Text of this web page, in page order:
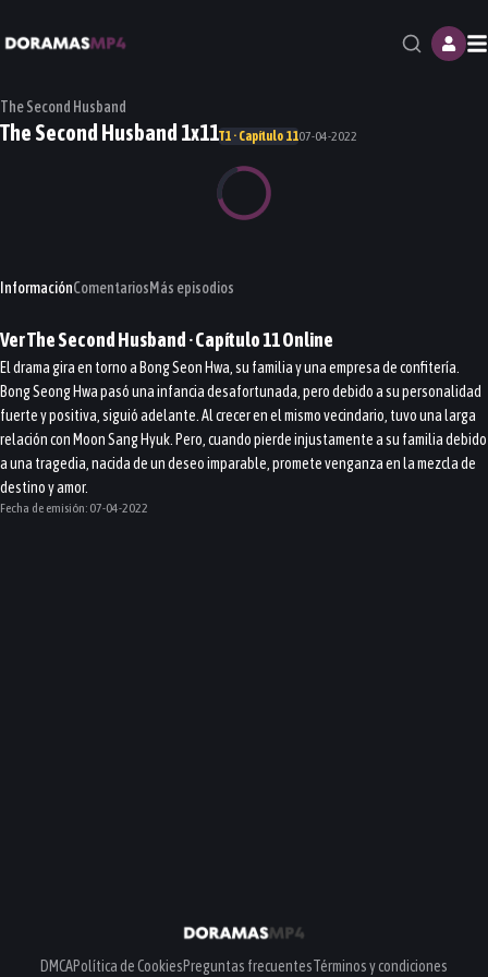
The Second Husband
The Second Husband 1x11T1 · Capítulo 1107-04-2022
InformaciónComentariosMás episodios
VerThe Second Husband· Capítulo11Online
El drama gira en torno a Bong Seon Hwa, su familia y una empresa de confitería.
Bong Seong Hwa pasó una infancia desafortunada, pero debido a su personalidad
fuerte y positiva, siguió adelante. Al crecer en el mismo vecindario, tuvo una larga
relación con Moon Sang Hyuk. Pero, cuando pierde injustamente a su familia debido
a una tragedia, nacida de un deseo imparable, promete venganza en la mezcla de
destino y amor.
Fecha de emisión: 07-04-2022
DMCAPolítica de CookiesPreguntas frecuentesTérminos y condiciones